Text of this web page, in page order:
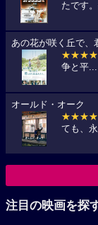
たです
あの花が咲く丘で、
争と平...
オールド・オーク
ても、
注目の映画を探